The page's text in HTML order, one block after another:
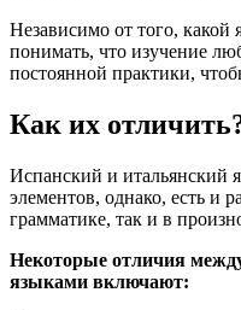
Независимо от того,
понимать, что изучение
постоянной практики,
Как их
Испанский и
элементов, однако, есть и
грамматике, так и в
Некоторые отличия
языками включают: